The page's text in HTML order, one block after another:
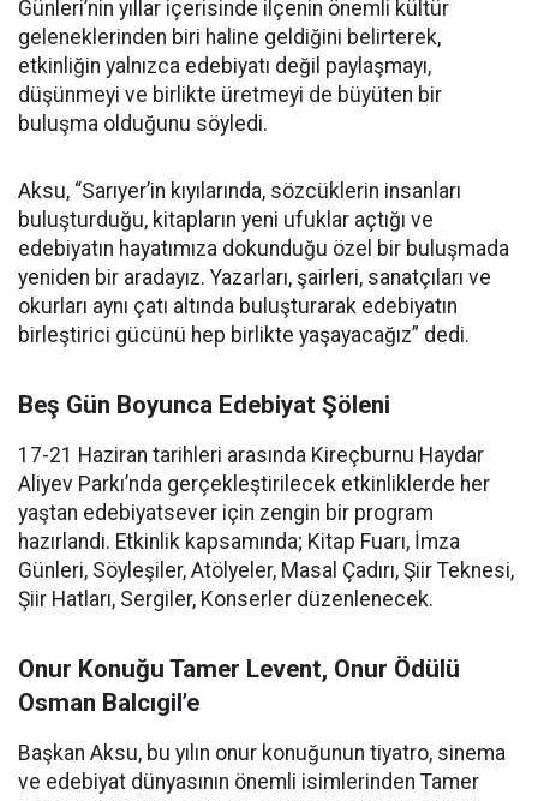
Günleri’nin yıllar içerisinde ilçenin önemli kültür
geleneklerinden biri haline geldiğini belirterek,
etkinliğin yalnızca edebiyatı değil paylaşmayı,
düşünmeyi ve birlikte üretmeyi de büyüten bir
buluşma olduğunu söyledi.
Aksu, “Sarıyer’in kıyılarında, sözcüklerin insanları
buluşturduğu, kitapların yeni ufuklar açtığı ve
edebiyatın hayatımıza dokunduğu özel bir buluşmada
yeniden bir aradayız. Yazarları, şairleri, sanatçıları ve
okurları aynı çatı altında buluşturarak edebiyatın
birleştirici gücünü hep birlikte yaşayacağız” dedi.
Beş Gün Boyunca Edebiyat Şöleni
17-21 Haziran tarihleri arasında Kireçburnu Haydar
Aliyev Parkı’nda gerçekleştirilecek etkinliklerde her
yaştan edebiyatsever için zengin bir program
hazırlandı. Etkinlik kapsamında; Kitap Fuarı, İmza
Günleri, Söyleşiler, Atölyeler, Masal Çadırı, Şiir Teknesi,
Şiir Hatları, Sergiler, Konserler düzenlenecek.
Onur Konuğu Tamer Levent, Onur Ödülü
Osman Balcıgil’e
Başkan Aksu, bu yılın onur konuğunun tiyatro, sinema
ve edebiyat dünyasının önemli isimlerinden Tamer